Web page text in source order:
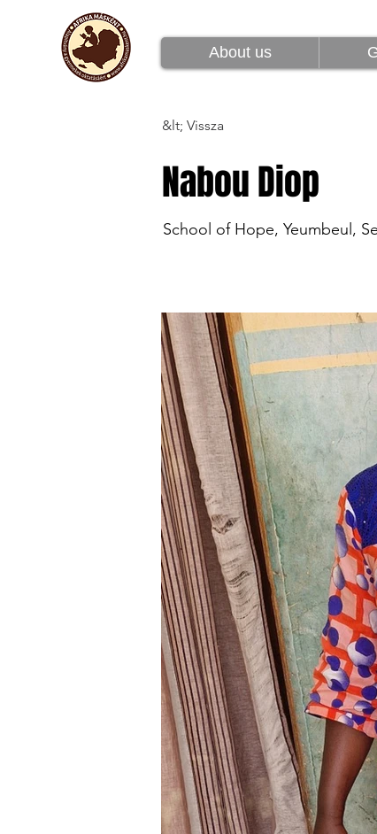
Rólunk
About us
&lt; Vissza
Nabou Diop
School of Hope, Yeumbeul,